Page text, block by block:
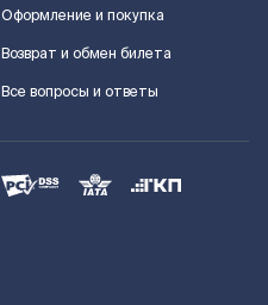
Оформление и покупка
Возврат и обмен билета
Все вопросы и ответы